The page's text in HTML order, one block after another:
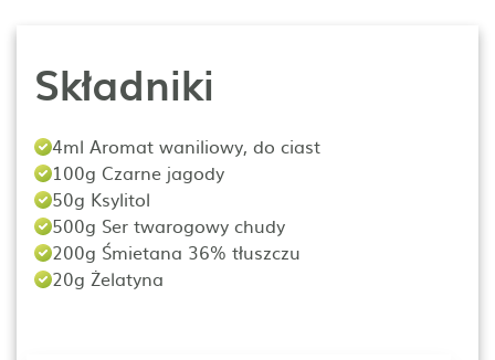
Składniki
4ml Aromat waniliowy, do ciast
100g Czarne jagody
50g Ksylitol
500g Ser twarogowy chudy
200g Śmietana 36% tłuszczu
20g Żelatyna